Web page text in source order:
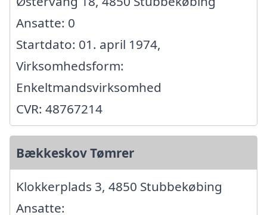
Ansatte: 0
Startdato: 01. april 1974,
Virksomhedsform:
Enkeltmandsvirksomhed
CVR: 48767214
Bækkeskov Tømrer
Klokkerplads 3, 4850 Stubbekøbing
Ansatte: